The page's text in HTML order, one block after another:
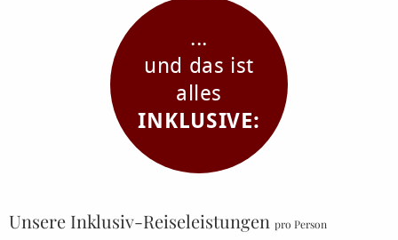
...
und das ist
alles
INKLUSIVE:
Unsere Inklusiv-Reiseleistungen pro Person